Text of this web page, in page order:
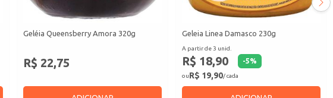
Geléia Queensberry Amora 320g
R$ 22,75
Geleia Linea Damasco 230g
A partir de 3 unid.
R$ 18,90 -5%
ouR$ 19,90/ cada